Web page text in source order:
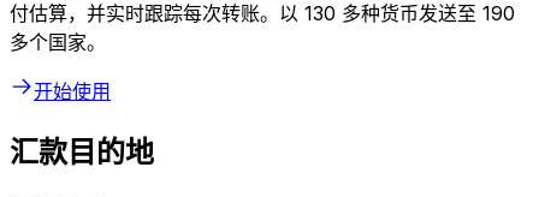
付估算，并实时跟踪每次转账。以 130 多种货币发送至 190
多个国家。
开始使用
汇款目的地